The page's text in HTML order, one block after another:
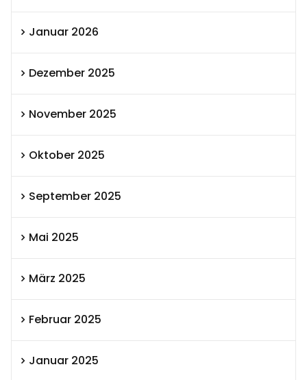
Januar 2026
Dezember 2025
November 2025
Oktober 2025
September 2025
Mai 2025
März 2025
Februar 2025
Januar 2025